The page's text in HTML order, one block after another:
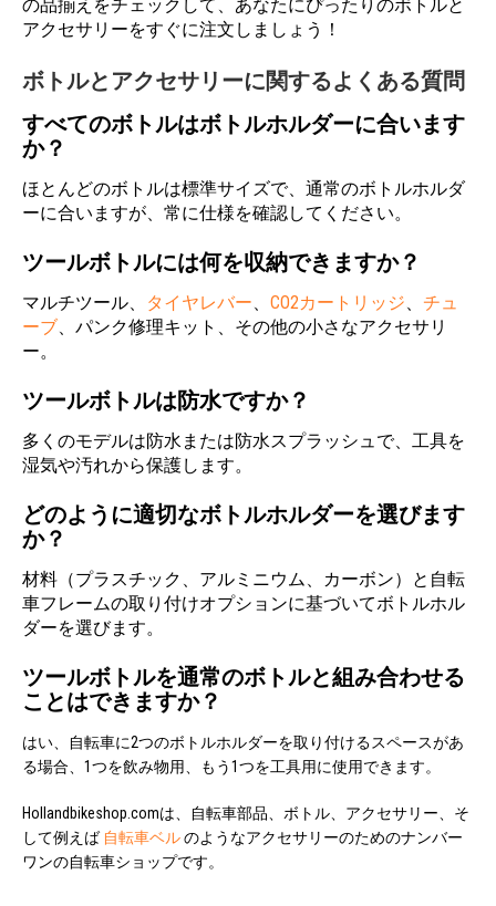
の品揃えをチェックして、あなたにぴったりのボトルと
アクセサリーをすぐに注文しましょう！
ボトルとアクセサリーに関するよくある質問
すべてのボトルはボトルホルダーに合います
か？
ほとんどのボトルは標準サイズで、通常のボトルホルダ
ーに合いますが、常に仕様を確認してください。
ツールボトルには何を収納できますか？
マルチツール、 タイヤレバー、 CO2カートリッジ、 チュ
ーブ、パンク修理キット、その他の小さなアクセサリ
ー。
ツールボトルは防水ですか？
多くのモデルは防水または防水スプラッシュで、工具を
湿気や汚れから保護します。
どのように適切なボトルホルダーを選びます
か？
材料（プラスチック、アルミニウム、カーボン）と自転
車フレームの取り付けオプションに基づいてボトルホル
ダーを選びます。
ツールボトルを通常のボトルと組み合わせる
ことはできますか？
はい、自転車に2つのボトルホルダーを取り付けるスペースがあ
る場合、1つを飲み物用、もう1つを工具用に使用できます。
Hollandbikeshop.comは、自転車部品、ボトル、アクセサリー、そ
して例えば 自転車ベルのようなアクセサリーのためのナンバー
ワンの自転車ショップです。